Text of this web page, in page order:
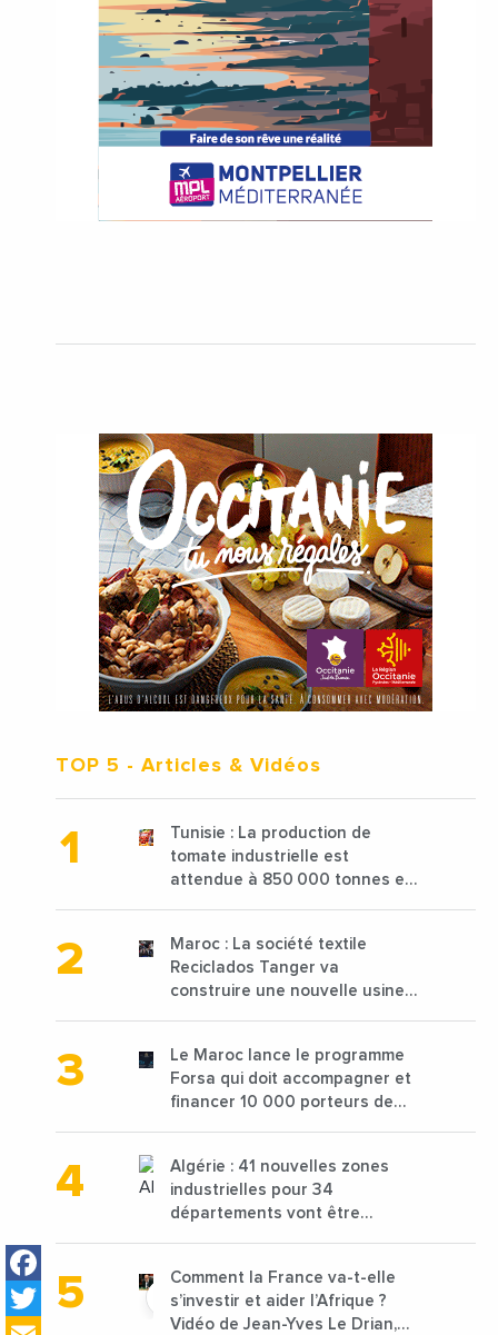
Facebook
Twitter
TOP 5 - Articles & Vidéos
Tunisie : La production de
tomate industrielle est
attendue à 850 000 tonnes en
Maroc : La société textile
Reciclados Tanger va
construire une nouvelle usine
Le Maroc lance le programme
Forsa qui doit accompagner et
financer 10 000 porteurs de
Algérie : 41 nouvelles zones
industrielles pour 34
départements vont être
Comment la France va-t-elle
s’investir et aider l’Afrique ?
Vidéo de Jean-Yves Le Drian,